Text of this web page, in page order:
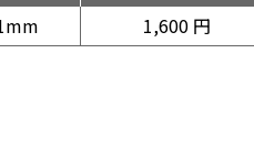
1,600 円